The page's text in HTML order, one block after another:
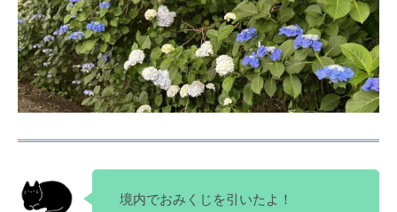
境内でおみくじを引いたよ！